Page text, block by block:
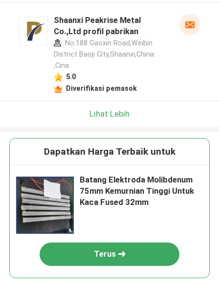
Shaanxi Peakrise Metal
Co.,Ltd profil pabrikan
No.188 Gaoxin Road,Weibin
District Baoji City,Shaanxi,China
,Cina
5.0
Diverifikasi pemasok
Lihat Lebih
Dapatkan Harga Terbaik untuk
Batang Elektroda Molibdenum
75mm Kemurnian Tinggi Untuk
Kaca Fused 32mm
Terus